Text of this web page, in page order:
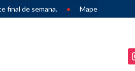
Mapeamento dos Povos de Terreiro de